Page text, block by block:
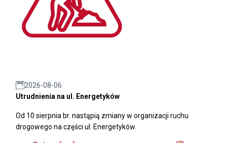
2026-08-06
Utrudnienia na ul. Energetyków
Od 10 sierpnia br. nastąpią zmiany w organizacji ruchu
drogowego na części ul. Energetyków.